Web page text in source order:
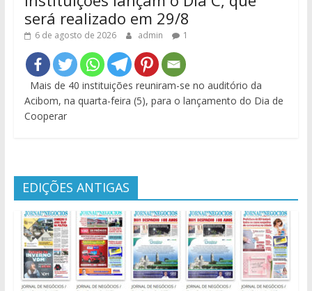
será realizado em 29/8
6 de agosto de 2026 admin 1
Mais de 40 instituições reuniram-se no auditório da
Acibom, na quarta-feira (5), para o lançamento do Dia de
Cooperar
EDIÇÕES ANTIGAS